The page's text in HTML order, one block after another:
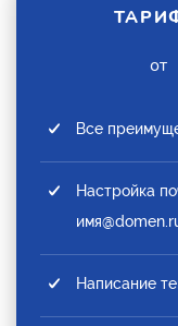
от
Все
Настройка
Написание